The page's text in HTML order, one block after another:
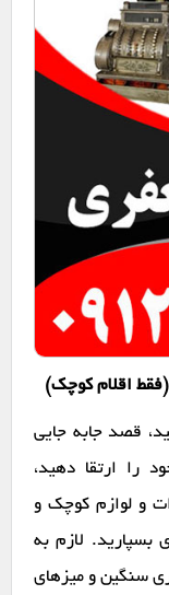
قصد جابه جایی
را ارتقا دهید،
و لوازم کوچک و
بسپارید. لازم به
سنگین و میزهای